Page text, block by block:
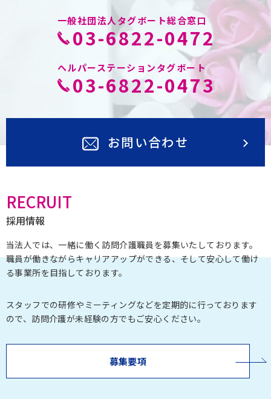
一般社団法人タグボート総合窓口
03-6822-0472
ヘルパーステーションタグボート
03-6822-0473
お問い合わせ
RECRUIT
採用情報
当法人では、一緒に働く訪問介護職員を募集いたしております。
職員が働きながらキャリアアップができる、そして安心して働け
る事業所を目指しております。
スタッフでの研修やミーティングなどを定期的に行っております
ので、訪問介護が未経験の方でもご安心ください。
募集要項